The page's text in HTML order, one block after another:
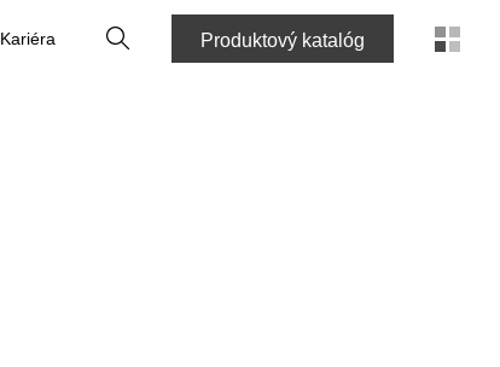
Kariéra VyhľadaťProduktový katalóg